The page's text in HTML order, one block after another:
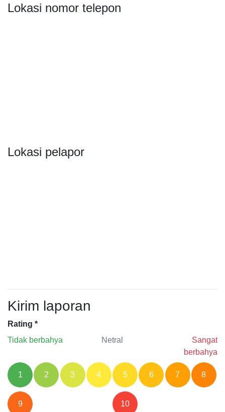
Lokasi nomor telepon
Lokasi pelapor
Kirim laporan
Rating *
Tidak berbahya
Netral
Sangat
berbahya
1 2 3 4 5 6 7 8
9 10